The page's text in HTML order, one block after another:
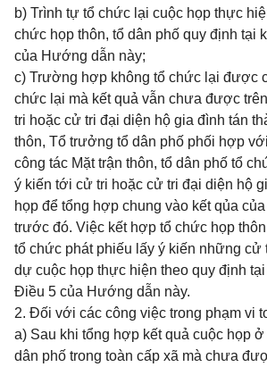
b) Trình tự tổ chức lại cuộc họp thực
chức họp thôn, tổ dân phố quy định tại
của Hướng dẫn này;
c) Trường hợp không tổ chức lại được
chức lại mà kết quả vẫn chưa được
tri hoặc cử tri đại diện hộ gia đình tán
thôn, Tổ trưởng tổ dân phố phối hợp
công tác Mặt trận thôn, tổ dân phố tổ
ý kiến tới cử tri hoặc cử tri đại diện hộ
họp để tổng hợp chung vào kết qủa
trước đó. Việc kết hợp tổ chức họp
tổ chức phát phiếu lấy ý kiến những cử
dự cuộc họp thực hiện theo quy định
Điều 5 của Hướng dẫn này.
2. Đối với các công việc trong phạm vi
a) Sau khi tổng hợp kết quả cuộc họp ở
dân phố trong toàn cấp xã mà chưa